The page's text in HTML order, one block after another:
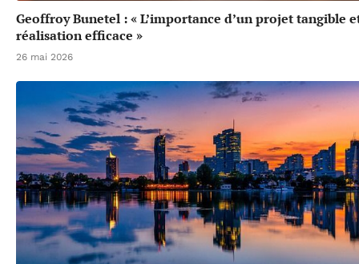
Geoffroy Bunetel : « L’importance d’un projet tangible
réalisation efficace »
26 mai 2026